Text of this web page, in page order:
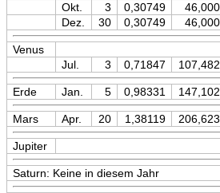
Okt.
3 0,30749 46,000
Dez.
30 0,30749 46,000
Venus
Jul.
3 0,71847 107,482
Erde Jan. 5 0,98331 147,102
Mars Apr. 20 1,38119 206,623
Jupiter
Saturn: Keine in diesem Jahr